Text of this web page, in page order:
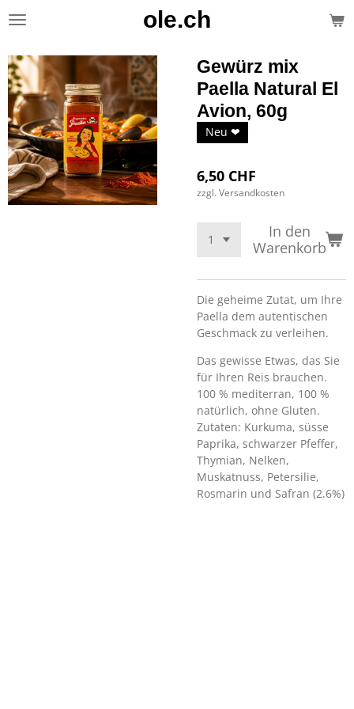
Zum
ole.ch
Gewürz mix
Paella Natural El
Avion, 60g
Neu ❤
6,50 CHF
zzgl. Versandkosten
In den
Warenkorb
Die geheime Zutat, um Ihre
Paella dem autentischen
Geschmack zu verleihen.
Das gewisse Etwas, das Sie
für Ihren Reis brauchen.
100 % mediterran, 100 %
natürlich, ohne Gluten.
Zutaten: Kurkuma, süsse
Paprika, schwarzer Pfeffer,
Thymian, Nelken,
Muskatnuss, Petersilie,
Rosmarin und Safran (2.6%)